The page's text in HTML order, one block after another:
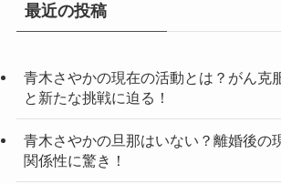
最近の投稿
青木さやかの現在の活動とは？がん克
と新たな挑戦に迫る！
青木さやかの旦那はいない？離婚後の
関係性に驚き！